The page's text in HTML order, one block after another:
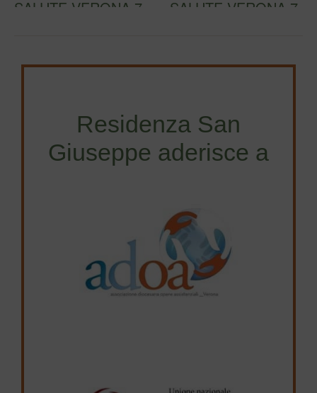
SALUTE VERONA 7-
SALUTE VERONA 7-
Residenza San
Giuseppe aderisce a